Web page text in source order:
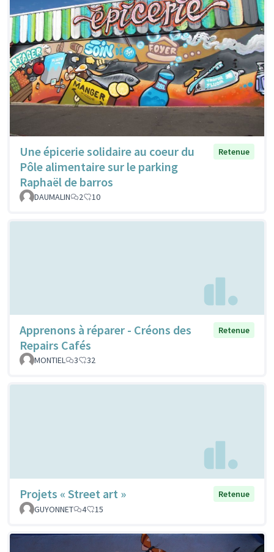
Une épicerie solidaire au coeur du
Pôle alimentaire sur le parking
Raphaël de barros
Retenue
DAUMALIN 2 10
Apprenons à réparer - Créons des
Repairs Cafés
Retenue
MONTIEL 3 32
Projets « Street art »
Retenue
GUYONNET
4 15